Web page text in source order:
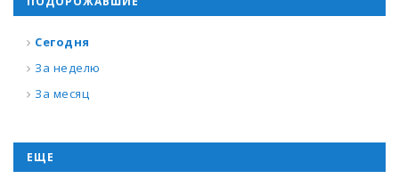
Сегодня
За неделю
За месяц
ЕЩЕ